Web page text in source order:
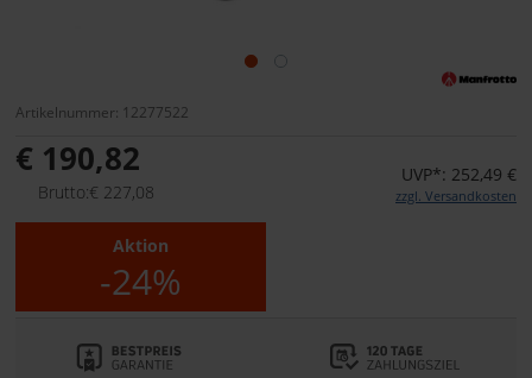
Artikelnummer: 12277522
€ 190,82
Brutto:€ 227,08
UVP*: 252,49 €
zzgl. Versandkosten
Aktion
-24%